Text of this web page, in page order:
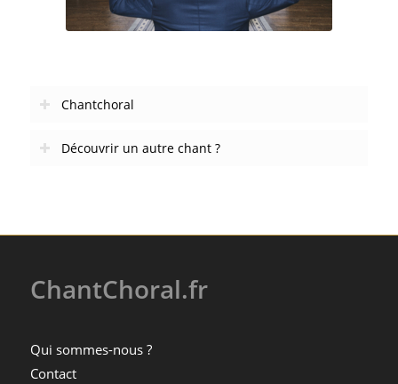
Chantchoral
Découvrir un autre chant ?
ChantChoral.fr
Qui sommes-nous ?
Contact